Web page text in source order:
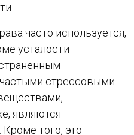
часто используется,
усталости
стрессовыми
являются
Кроме того, это